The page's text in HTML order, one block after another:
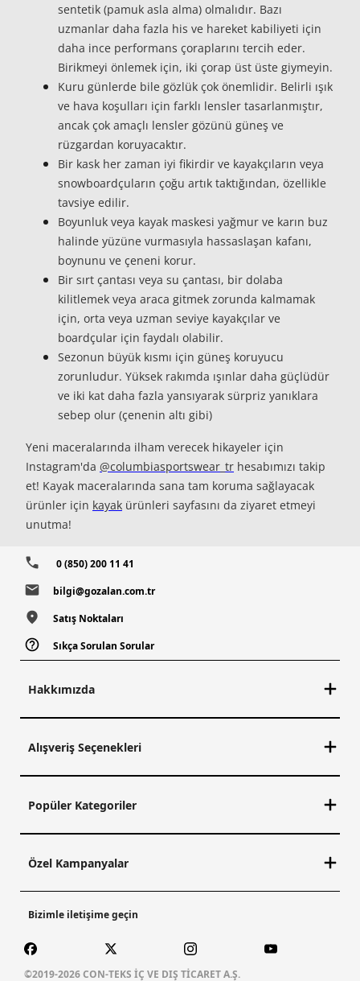
sentetik (pamuk asla alma) olmalıdır. Bazı
uzmanlar daha fazla his ve hareket kabiliyeti için
daha ince performans çoraplarını tercih eder.
Birikmeyi önlemek için, iki çorap üst üste giymeyin.
Kuru günlerde bile gözlük çok önemlidir. Belirli ışık
ve hava koşulları için farklı lensler tasarlanmıştır,
ancak çok amaçlı lensler gözünü güneş ve
rüzgardan koruyacaktır.
Bir kask her zaman iyi fikirdir ve kayakçıların veya
snowboardçuların çoğu artık taktığından, özellikle
tavsiye edilir.
Boyunluk veya kayak maskesi yağmur ve karın buz
halinde yüzüne vurmasıyla hassaslaşan kafanı,
boynunu ve çeneni korur.
Bir sırt çantası veya su çantası, bir dolaba
kilitlemek veya araca gitmek zorunda kalmamak
için, orta veya uzman seviye kayakçılar ve
boardçular için faydalı olabilir.
Sezonun büyük kısmı için güneş koruyucu
zorunludur. Yüksek rakımda ışınlar daha güçlüdür
ve iki kat daha fazla yansıyarak sürpriz yanıklara
sebep olur (çenenin altı gibi)
Yeni maceralarında ilham verecek hikayeler için
Instagram'da @columbiasportswear_tr hesabımızı takip
et! Kayak maceralarında sana tam koruma sağlayacak
ürünler için kayak ürünleri sayfasını da ziyaret etmeyi
unutma!
0 (850) 200 11 41
bilgi@gozalan.com.tr
Satış Noktaları
Sıkça Sorulan Sorular
Hakkımızda
Alışveriş Seçenekleri
Popüler Kategoriler
Özel Kampanyalar
Bizimle iletişime geçin
©2019-2026 CON-TEKS İÇ VE DIŞ TİCARET A.Ş.